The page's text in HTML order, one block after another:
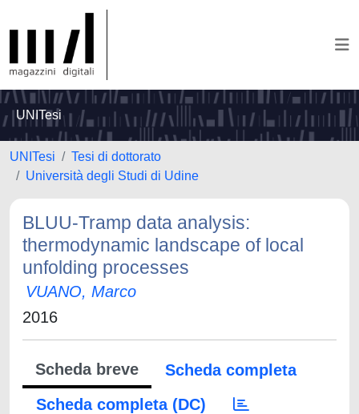
UNITesi
UNITesi
Tesi di dottorato
Università degli Studi di Udine
BLUU-Tramp data analysis:
thermodynamic landscape of local
unfolding processes
VUANO, Marco
2016
Scheda breve
Scheda completa
Scheda completa (DC)